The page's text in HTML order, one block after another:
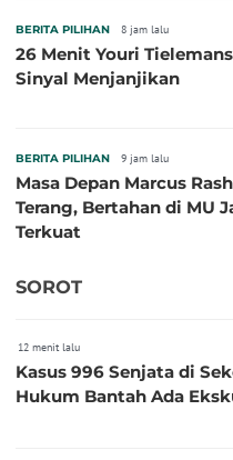
BERITA PILIHAN 8 jam lalu
26 Menit Youri
Sinyal Menjanjikan
BERITA PILIHAN 9 jam lalu
Masa Depan Marcus
Terang, Bertahan di MU
Terkuat
SOROT
12 menit lalu
Kasus 996 Senjata di
Hukum Bantah Ada